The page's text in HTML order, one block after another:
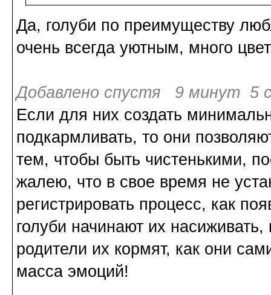
Да, голуби по преимуществу
очень всегда уютным, много
Добавлено спустя 9 минут 5
Если для них создать
подкармливать, то они
тем, чтобы быть чистенькими,
жалею, что в свое время не
регистрировать процесс, как
голуби начинают их
родители их кормят, как они
масса эмоций!